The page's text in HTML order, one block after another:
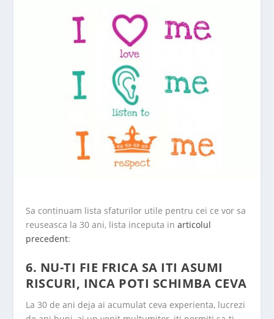
Sa continuam lista sfaturilor utile pentru cei ce vor sa
reuseasca la 30 ani, lista inceputa inarticolul
precedent:
6. NU-TI FIE FRICA SA ITI ASUMI
RISCURI, INCA POTI SCHIMBA CEVA
La 30 de ani deja ai acumulat ceva experienta, lucrezi